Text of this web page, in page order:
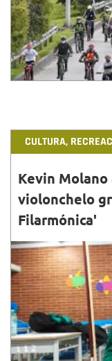
para este
ruta!
CULTURA,
Kevin
violonchelo
Filarmónica'
30•ABR•2022
Con el proyecto
en el estudiante
sociales,